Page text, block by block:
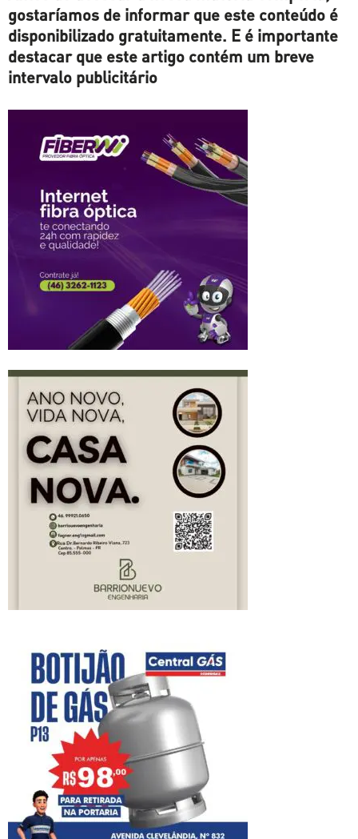
gostaríamos de informar que este conteúdo é
disponibilizado gratuitamente. E é importante
destacar que este artigo contém um breve
intervalo publicitário